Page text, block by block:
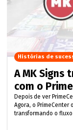
A MK Signs
com o
Depois de ver
Agora, o PrimeCenter
transformando o
Histórias de